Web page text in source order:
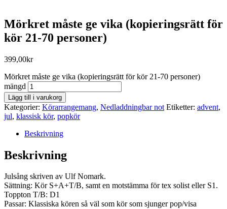
Mörkret måste ge vika (kopieringsrätt för
kör 21-70 personer)
399,00kr
Mörkret måste ge vika (kopieringsrätt för kör 21-70 personer)
mängd
Lägg till i varukorg
Kategorier: Körarrangemang, Nedladdningbar not Etiketter: advent,
jul, klassisk kör, popkör
Beskrivning
Beskrivning
Julsång skriven av Ulf Nomark.
Sättning: Kör S+A+T/B, samt en motstämma för tex solist eller S1.
Toppton T/B: D1
Passar: Klassiska kören så väl som kör som sjunger pop/visa